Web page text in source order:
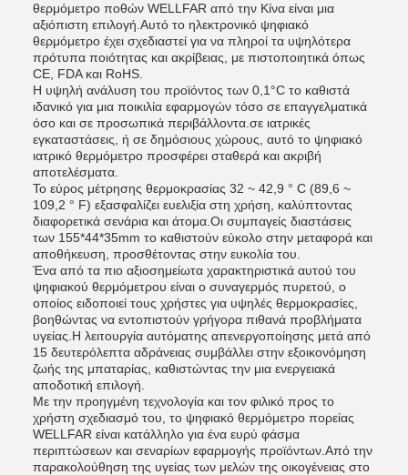
θερμόμετρο ποθών WELLFAR από την Κίνα είναι μια
αξιόπιστη επιλογή.Αυτό το ηλεκτρονικό ψηφιακό
θερμόμετρο έχει σχεδιαστεί για να πληροί τα υψηλότερα
πρότυπα ποιότητας και ακρίβειας, με πιστοποιητικά όπως
CE, FDA και RoHS.
Η υψηλή ανάλυση του προϊόντος των 0,1°C το καθιστά
ιδανικό για μια ποικιλία εφαρμογών τόσο σε επαγγελματικά
όσο και σε προσωπικά περιβάλλοντα.σε ιατρικές
εγκαταστάσεις, ή σε δημόσιους χώρους, αυτό το ψηφιακό
ιατρικό θερμόμετρο προσφέρει σταθερά και ακριβή
αποτελέσματα.
Το εύρος μέτρησης θερμοκρασίας 32 ~ 42,9 ° C (89,6 ~
109,2 ° F) εξασφαλίζει ευελιξία στη χρήση, καλύπτοντας
διαφορετικά σενάρια και άτομα.Οι συμπαγείς διαστάσεις
των 155*44*35mm το καθιστούν εύκολο στην μεταφορά και
αποθήκευση, προσθέτοντας στην ευκολία του.
Ένα από τα πιο αξιοσημείωτα χαρακτηριστικά αυτού του
ψηφιακού θερμόμετρου είναι ο συναγερμός πυρετού, ο
οποίος ειδοποιεί τους χρήστες για υψηλές θερμοκρασίες,
βοηθώντας να εντοπιστούν γρήγορα πιθανά προβλήματα
υγείας.Η λειτουργία αυτόματης απενεργοποίησης μετά από
15 δευτερόλεπτα αδράνειας συμβάλλει στην εξοικονόμηση
ζωής της μπαταρίας, καθιστώντας την μια ενεργειακά
αποδοτική επιλογή.
Με την προηγμένη τεχνολογία και τον φιλικό προς το
χρήστη σχεδιασμό του, το ψηφιακό θερμόμετρο πορείας
WELLFAR είναι κατάλληλο για ένα ευρύ φάσμα
περιπτώσεων και σεναρίων εφαρμογής προϊόντων.Από την
παρακολούθηση της υγείας των μελών της οικογένειας στο